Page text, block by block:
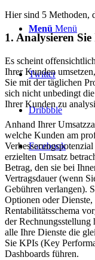
Menü Menü
Twitter
Dribbble
Facebook
Hier sind 5 Methoden,
1. Analysieren
Es scheint
Ihrer Kunden
Sie mit der täglichen
sich nicht unbedingt
Ihrer Kunden zu
Anhand Ihrer
welche Kunden am
erzielten Umsatz
Betrag, den sie bei
Vertragsdauer (wenn
Gebühren verlangen).
Optionen oder
Rentabilitätsschema
der Rechnungsstellung
alle Ihre Dienste die
Sie KPIs (Key
Dashboards führen.